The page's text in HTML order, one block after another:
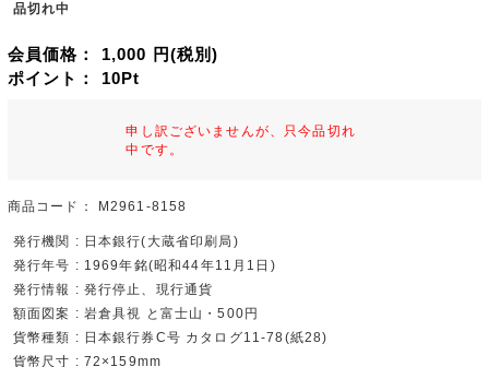
品切れ中
会員価格： 1,000 円(税別)
ポイント： 10Pt
申し訳ございませんが、只今品切れ
中です。
商品コード： M2961-8158
発行機関 : 日本銀行(大蔵省印刷局)
発行年号 : 1969年銘(昭和44年11月1日)
発行情報 : 発行停止、現行通貨
額面図案 : 岩倉具視 と富士山・500円
貨幣種類 : 日本銀行券C号 カタログ11-78(紙28)
貨幣尺寸 : 72×159mm